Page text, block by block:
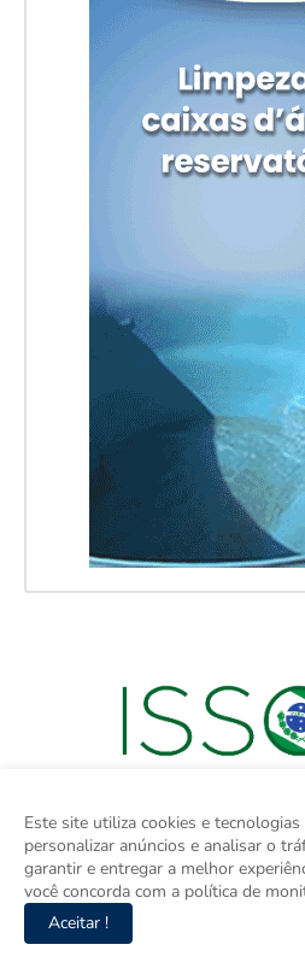
Este site utiliza cookies e
personalizar anúncios e analisar o
garantir e entregar a melhor
você concorda com a política de
Aceitar !